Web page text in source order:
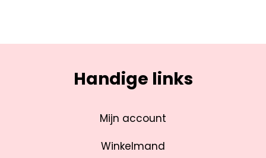
Handige links
Mijn account
Winkelmand